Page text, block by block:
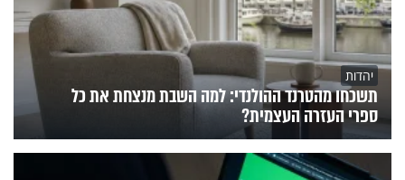
יהדות
תשכחו מהטרנד ההולנדי: למה השבת מנצחת את כל
ספרי העזרה העצמית?